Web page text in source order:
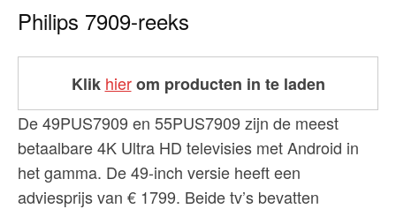
Philips 7909-reeks
Klik hierom producten in te laden
De 49PUS7909 en 55PUS7909 zijn de meest
betaalbare 4K Ultra HD televisies met Android in
het gamma. De 49-inch versie heeft een
adviesprijs van € 1799. Beide tv’s bevatten